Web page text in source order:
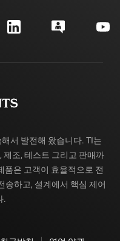
서 발전해 왔습니다. TI는
조, 테스트 그리고 판매까
품은 고객이 효율적으로 전
송하고, 설계에서 핵심 제어
.